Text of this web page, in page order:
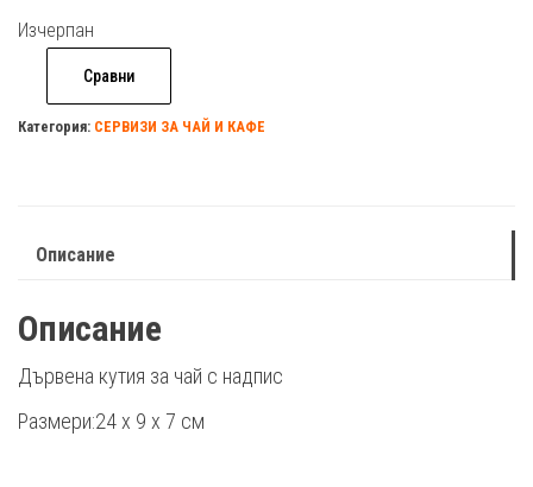
Изчерпан
Сравни
Категория: СЕРВИЗИ ЗА ЧАЙ И КАФЕ
Описание
Описание
Дървена кутия за чай с надпис
Размери:24 х 9 х 7 см